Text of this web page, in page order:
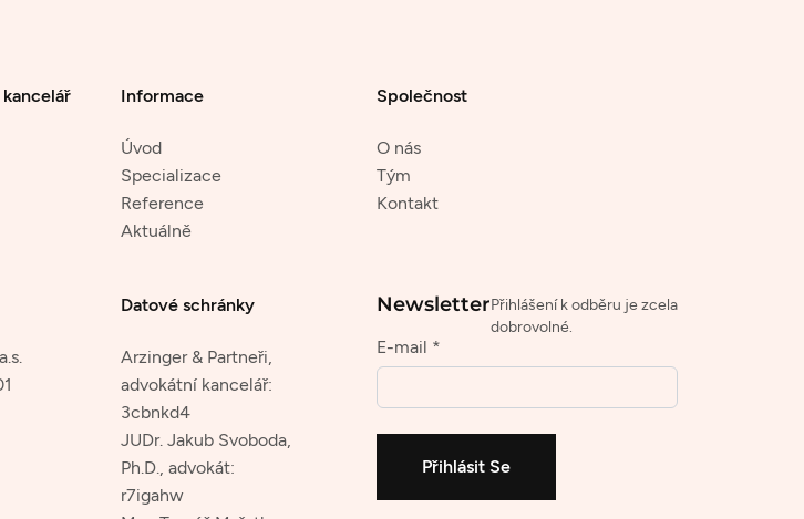
Informace
Úvod
Specializace
Reference
Aktuálně
Společnost
O nás
Tým
Kontakt
Datové schránky
Arzinger & Partneři,
advokátní kancelář:
3cbnkd4
JUDr. Jakub Svoboda,
Ph.D., advokát:
r7igahw
NewsletterPřihlášení k odběru je zcela
dobrovolné.
E-mail *